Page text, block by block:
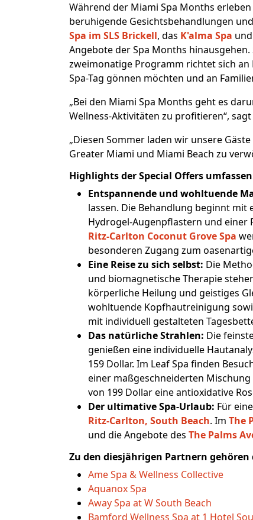
Während der Miami Spa Months
beruhigende Gesichtsbehandlungen
Spa im SLS Brickell, das K'alma Spa
Angebote der Spa Months
zweimonatige Programm richtet sich an
Spa-Tag gönnen möchten und an
„Bei den Miami Spa Months geht es
Wellness-Aktivitäten zu profitieren“, sagt
„Diesen Sommer laden wir unsere
Greater Miami und Miami Beach zu
Highlights der Special Offers
Entspannende und wohltuende
lassen. Die Behandlung beginnt
Hydrogel-Augenpflastern und einer
Ritz-Carlton Coconut Grove Spa
besonderen Zugang zum
Eine Reise zu sich selbst: Die
und biomagnetische Therapie
körperliche Heilung und geistiges
wohltuende Kopfhautreinigung
mit individuell gestalteten
Das natürliche Strahlen: Die
genießen eine individuelle
159 Dollar. Im Leaf Spa finden
einer maßgeschneiderten
von 199 Dollar eine antioxidative
Der ultimative Spa-Urlaub: Für
Ritz-Carlton, South Beach. Im The
und die Angebote des The Palms
Zu den diesjährigen Partnern
Ame Spa & Wellness Collective
Aquanox Spa
Away Spa at W South Beach
Bamford Wellness Spa at 1 Hotel